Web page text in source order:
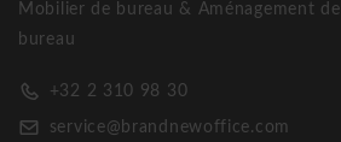
Mobilier de bureau & Aménagement de
bureau
+32 2 310 98 30
service@brandnewoffice.com